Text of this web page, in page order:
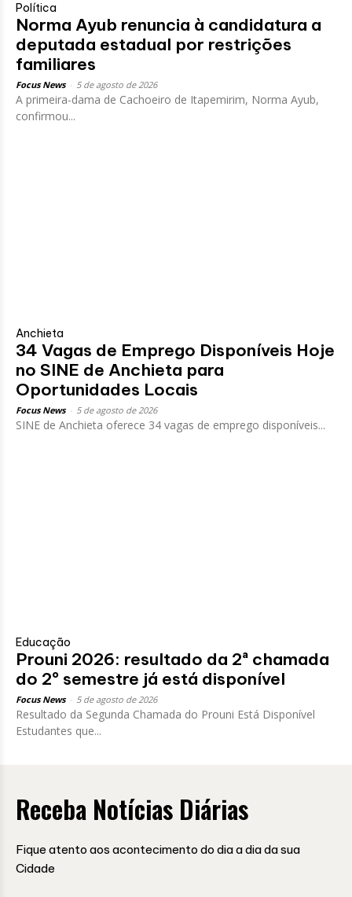
Política
Norma Ayub renuncia à candidatura a
deputada estadual por restrições
familiares
Focus News 5 de agosto de 2026
A primeira-dama de Cachoeiro de Itapemirim, Norma Ayub,
confirmou...
Anchieta
34 Vagas de Emprego Disponíveis Hoje
no SINE de Anchieta para
Oportunidades Locais
Focus News 5 de agosto de 2026
SINE de Anchieta oferece 34 vagas de emprego disponíveis...
Educação
Prouni 2026: resultado da 2ª chamada
do 2º semestre já está disponível
Focus News 5 de agosto de 2026
Resultado da Segunda Chamada do Prouni Está Disponível
Estudantes que...
Receba Notícias Diárias
Fique atento aos acontecimento do dia a dia da sua
Cidade